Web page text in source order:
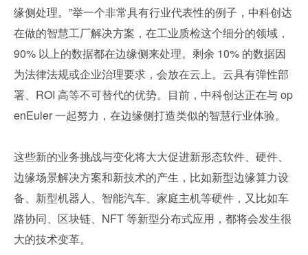
缘侧处理。”举一个非常具有行业代表性的例子，中科创达
在做的智慧工厂解决方案，在工业质检这个细分的领域，
90% 以上的数据都在边缘侧来处理。剩余 10% 的数据因
为法律法规或企业治理要求，会放在云上。云具有弹性部
署、ROI 高等不可替代的优势。目前，中科创达正在与 op
enEuler 一起努力，在边缘侧打造类似的智慧行业体验。
这些新的业务挑战与变化将大大促进新形态软件、硬件、
边缘场景解决方案和新技术的产生，比如新型边缘算力设
备、新型机器人、智能汽车、家庭主机等硬件，又比如车
路协同、区块链、NFT 等新型分布式应用，都将会发生很
大的技术变革。